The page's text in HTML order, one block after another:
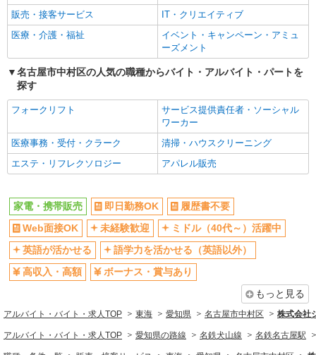
販売・接客サービス
IT・クリエイティブ
医療・介護・福祉
イベント・キャンペーン・アミュ
ーズメント
名古屋市中村区の人気の職種からバイト・アルバイト・パートを
探す
フォークリフト
サービス提供責任者・ソーシャル
ワーカー
医療事務・受付・クラーク
清掃・ハウスクリーニング
エステ・リフレクソロジー
アパレル販売
家電・携帯販売 即日勤務OK
履歴書不要
Web面接OK
未経験歓迎
ミドル（40代～）活躍中
英語が活かせる
語学力を活かせる（英語以外）
高収入・高額
ボーナス・賞与あり
もっと見る
アルバイト・バイト・求人TOP 東海 愛知県 名古屋市中村区 株式会社
アルバイト・バイト・求人TOP 愛知県の路線 名鉄犬山線 名鉄名古屋駅